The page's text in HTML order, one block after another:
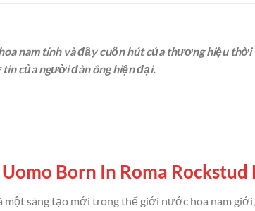
nam tính và đầy cuốn hút của thương hiệu
của người đàn ông hiện đại.
Born In Roma Rockstud
sáng tạo mới trong thế giới nước hoa nam